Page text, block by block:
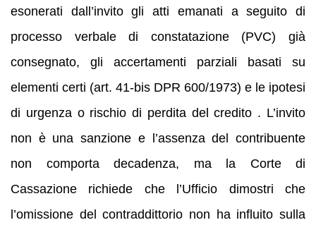
esonerati dall’invito gli atti emanati a seguito di
processo verbale di constatazione (PVC) già
consegnato, gli accertamenti parziali basati su
elementi certi (art. 41‑bis DPR 600/1973) e le ipotesi
di urgenza o rischio di perdita del credito . L’invito
non è una sanzione e l’assenza del contribuente
non comporta decadenza, ma la Corte di
Cassazione richiede che l’Ufficio dimostri che
l’omissione del contraddittorio non ha influito sulla